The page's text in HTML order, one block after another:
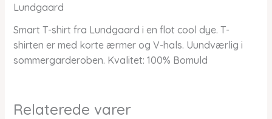
Lundgaard
Smart T-shirt fra Lundgaard i en flot cool dye. T-
shirten er med korte ærmer og V-hals. Uundværlig i
sommergarderoben. Kvalitet: 100% Bomuld
Relaterede varer